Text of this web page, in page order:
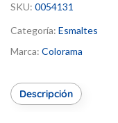
SKU: 0054131
Categoría: Esmaltes
Marca: Colorama
Descripción